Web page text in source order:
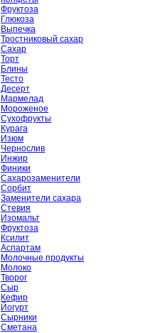
Фруктоза
Глюкоза
Выпечка
Тростниковый сахар
Сахар
Торт
Блины
Тесто
Десерт
Мармелад
Мороженое
Сухофрукты
Курага
Изюм
Чернослив
Инжир
Финики
Сахарозаменители
Сорбит
Заменители сахара
Стевия
Изомальт
Фруктоза
Ксилит
Аспартам
Молочные продукты
Молоко
Творог
Сыр
Кефир
Йогурт
Сырники
Сметана